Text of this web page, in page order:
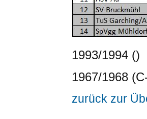
1993/1994 ()
1967/1968
zurück zur